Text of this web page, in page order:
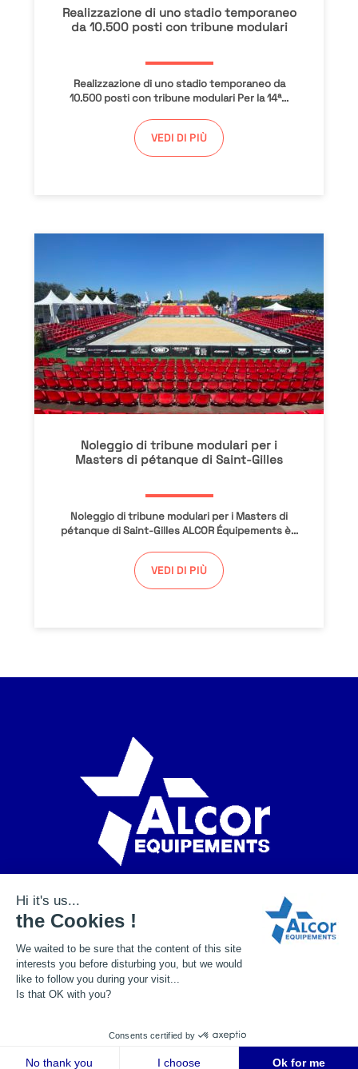
Realizzazione di uno stadio temporaneo
da 10.500 posti con tribune modulari
Realizzazione di uno stadio temporaneo da
10.500 posti con tribune modulari Per la 14ª...
VEDI DI PIÙ
Noleggio di tribune modulari per i
Masters di pétanque di Saint-Gilles
Noleggio di tribune modulari per i Masters di
pétanque di Saint-Gilles ALCOR Équipements è...
VEDI DI PIÙ
contact@alcor-equipements.fr
Note legali